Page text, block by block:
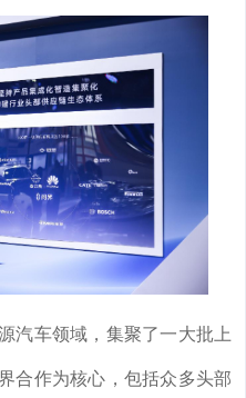
汽车领域，集聚了一大批上
合作为核心，包括众多头部